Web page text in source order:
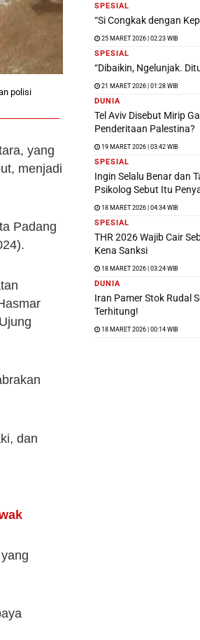
polisi
yang
menjadi
Padang
dan
SPESIAL
“Si Congkak dengan
25 MARET 2026 | 02:23 WIB
SPESIAL
“Dibaikin, Ngelunjak.
21 MARET 2026 | 01:28 WIB
DUNIA
Tel Aviv Disebut Mirip
Penderitaan Palestina?
19 MARET 2026 | 03:42 WIB
SPESIAL
Ingin Selalu Benar dan
Psikolog Sebut Itu
18 MARET 2026 | 04:34 WIB
SPESIAL
THR 2026 Wajib Cair
Kena Sanksi
18 MARET 2026 | 03:24 WIB
DUNIA
Iran Pamer Stok Rudal
Terhitung!
18 MARET 2026 | 00:14 WIB